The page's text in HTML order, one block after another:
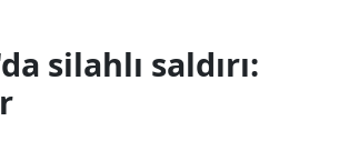
silahlı saldırı: